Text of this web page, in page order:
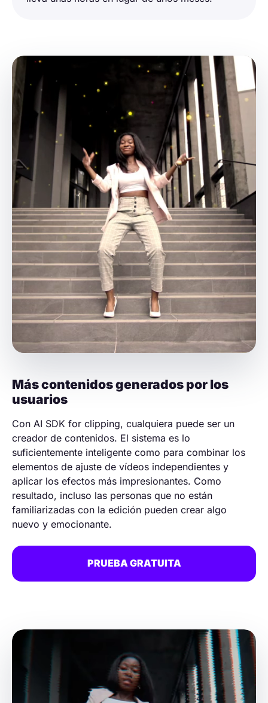
Más contenidos generados por los
usuarios
Con AI SDK for clipping, cualquiera puede ser un
creador de contenidos. El sistema es lo
suficientemente inteligente como para combinar los
elementos de ajuste de vídeos independientes y
aplicar los efectos más impresionantes. Como
resultado, incluso las personas que no están
familiarizadas con la edición pueden crear algo
nuevo y emocionante.
PRUEBA GRATUITA